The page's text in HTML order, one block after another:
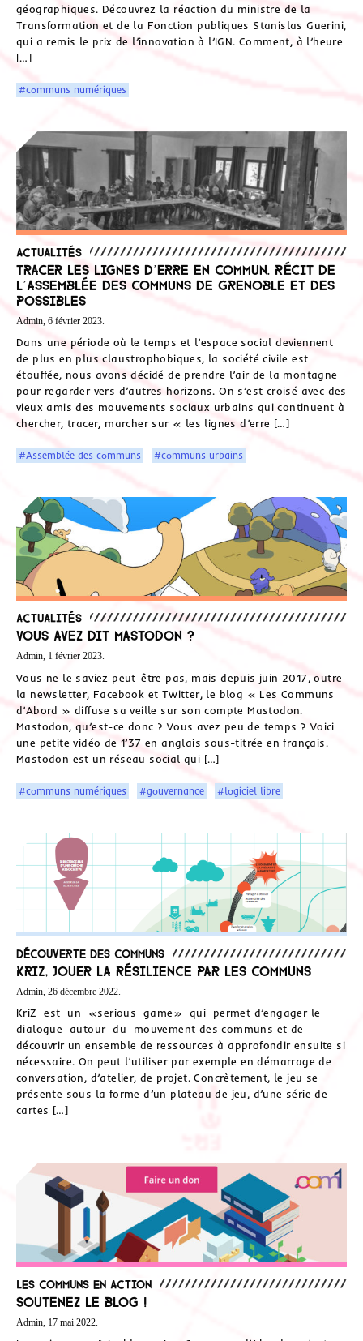
géographiques. Découvrez la réaction du ministre de la
Transformation et de la Fonction publiques Stanislas Guerini,
qui a remis le prix de l’innovation à l’IGN. Comment, à l’heure
[…]
#communs numériques
Actualités
Tracer les lignes d’erre en commun. Récit de
l’Assemblée des Communs de Grenoble et des
possibles
Admin, 6 février 2023.
Dans une période où le temps et l’espace social deviennent
de plus en plus claustrophobiques, la société civile est
étouffée, nous avons décidé de prendre l’air de la montagne
pour regarder vers d’autres horizons. On s’est croisé avec des
vieux amis des mouvements sociaux urbains qui continuent à
chercher, tracer, marcher sur « les lignes d’erre […]
#Assemblée des communs #communs urbains
Actualités
Vous avez dit Mastodon ?
Admin, 1 février 2023.
Vous ne le saviez peut-être pas, mais depuis juin 2017, outre
la newsletter, Facebook et Twitter, le blog « Les Communs
d’Abord » diffuse sa veille sur son compte Mastodon.
Mastodon, qu’est-ce donc ? Vous avez peu de temps ? Voici
une petite vidéo de 1’37 en anglais sous-titrée en français.
Mastodon est un réseau social qui […]
#communs numériques #gouvernance #logiciel libre
Découverte des communs
KriZ, jouer la résilience par les communs
Admin, 26 décembre 2022.
KriZ est un «serious game» qui permet d’engager le
dialogue autour du mouvement des communs et de
découvrir un ensemble de ressources à approfondir ensuite si
nécessaire. On peut l’utiliser par exemple en démarrage de
conversation, d’atelier, de projet. Concrètement, le jeu se
présente sous la forme d’un plateau de jeu, d’une série de
cartes […]
Les communs en action
Soutenez le blog !
Admin, 17 mai 2022.